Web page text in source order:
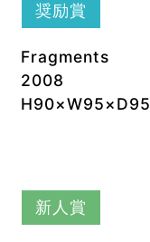
奨励賞
Fragments
2008
H90×W95×D95
新人賞